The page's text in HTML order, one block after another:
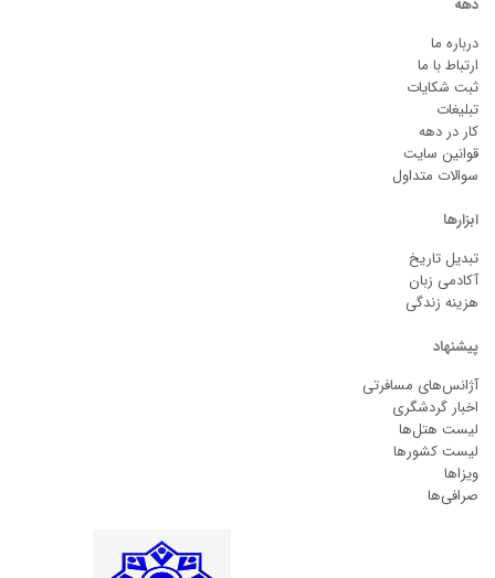
دهه
درباره ما
ارتباط با ما
ثبت شکایات
تبلیغات
کار در دهه
قوانین سایت
سوالات متداول
ابزارها
تبدیل تاریخ
آکادمی زبان
هزینه زندگی
پیشنهاد
آژانس‌های مسافرتی
اخبار گردشگری
لیست هتل‌ها
لیست کشورها
ویزاها
صرافی‌ها